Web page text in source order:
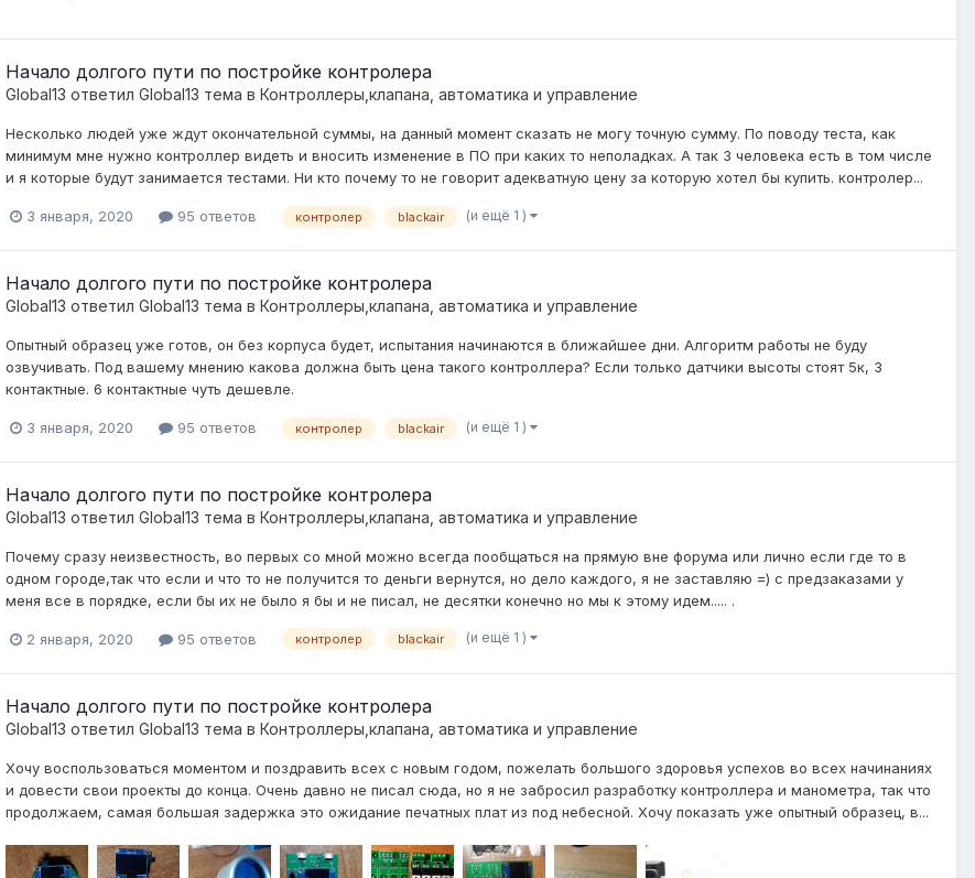
Начало долгого пути по постройке контролера
Global13 ответил Global13 тема в Контроллеры,клапана, автоматика и управление
Несколько людей уже ждут окончательной суммы, на данный момент сказать не могу точную сумму. По поводу теста, как
минимум мне нужно контроллер видеть и вносить изменение в ПО при каких то неполадках. А так 3 человека есть в том числе
и я которые будут занимается тестами. Ни кто почему то не говорит адекватную цену за которую хотел бы купить. контролер...
3 января, 2020 95 ответов контролер blackair (и ещё 1 )
Начало долгого пути по постройке контролера
Global13 ответил Global13 тема в Контроллеры,клапана, автоматика и управление
Опытный образец уже готов, он без корпуса будет, испытания начинаются в ближайшее дни. Алгоритм работы не буду
озвучивать. Под вашему мнению какова должна быть цена такого контроллера? Если только датчики высоты стоят 5к, 3
контактные. 6 контактные чуть дешевле.
3 января, 2020 95 ответов контролер blackair (и ещё 1 )
Начало долгого пути по постройке контролера
Global13 ответил Global13 тема в Контроллеры,клапана, автоматика и управление
Почему сразу неизвестность, во первых со мной можно всегда пообщаться на прямую вне форума или лично если где то в
одном городе,так что если и что то не получится то деньги вернутся, но дело каждого, я не заставляю =) с предзаказами у
меня все в порядке, если бы их не было я бы и не писал, не десятки конечно но мы к этому идем..... .
2 января, 2020 95 ответов контролер blackair (и ещё 1 )
Начало долгого пути по постройке контролера
Global13 ответил Global13 тема в Контроллеры,клапана, автоматика и управление
Хочу воспользоваться моментом и поздравить всех с новым годом, пожелать большого здоровья успехов во всех начинаниях
и довести свои проекты до конца. Очень давно не писал сюда, но я не забросил разработку контроллера и манометра, так что
продолжаем, самая большая задержка это ожидание печатных плат из под небесной. Хочу показать уже опытный образец, в...